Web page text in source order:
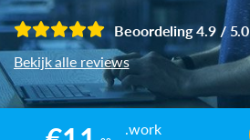
Beoordeling 4.9 / 5.0
Bekijk alle reviews
.work